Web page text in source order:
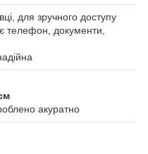
для зручного доступу
телефон, документи,
акуратно